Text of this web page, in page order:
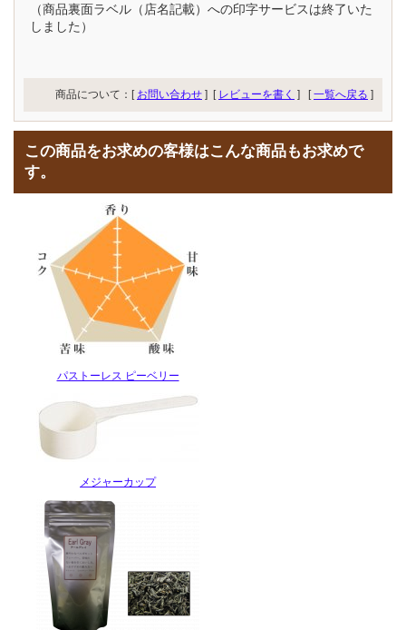
（商品裏面ラベル（店名記載）への印字サービスは終了いた
しました）
商品について：[ お問い合わせ ] [ レビューを書く ] [一覧へ戻る ]
この商品をお求めの客様はこんな商品もお求めで
す。
パストーレス ピーベリー
メジャーカップ